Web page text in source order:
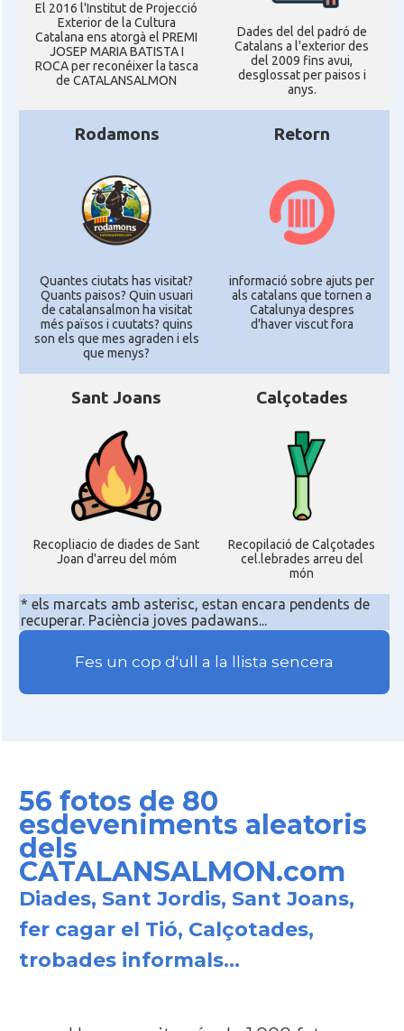
El 2016 l'Institut de Projecció
Exterior de la Cultura
Catalana ens atorgà el PREMI
JOSEP MARIA BATISTA I
ROCA per reconéixer la tasca
de CATALANSALMON
Dades del del padró de
Catalans a l'exterior des
del 2009 fins avui,
desglossat per paisos i
anys.
Rodamons
Quantes ciutats has visitat?
Quants paisos? Quin usuari
de catalansalmon ha visitat
més països i cuutats? quins
son els que mes agraden i els
que menys?
Retorn
informació sobre ajuts per
als catalans que tornen a
Catalunya despres
d'haver viscut fora
Sant Joans
Recopliacio de diades de Sant
Joan d'arreu del móm
Calçotades
Recopilació de Calçotades
cel.lebrades arreu del
món
* els marcats amb asterisc, estan encara pendents de
recuperar. Paciència joves padawans...
Fes un cop d'ull a la llista sencera
56 fotos de 80
esdeveniments aleatoris
dels
CATALANSALMON.com
Diades, Sant Jordis, Sant Joans,
fer cagar el Tió, Calçotades,
trobades informals...